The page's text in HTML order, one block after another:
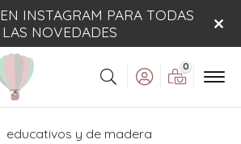
INSTAGRAM PARA TODAS
LAS NOVEDADES
Buscar
0
educativos y de madera